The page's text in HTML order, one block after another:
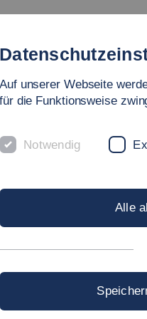
- Soziale Arbeit, Bildung
von 2011 bis
Studiengang Pflege/
Auf unserer Webseite
für die Funktionsweise
Notwendig
Alle